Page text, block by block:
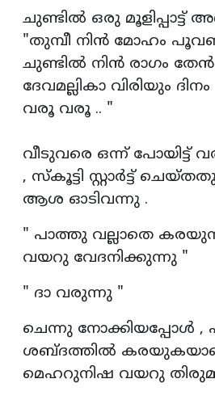
ചുണ്ടിൽ ഒരു മൂളിപ്പാട്ട്
"തുമ്പീ നിൻ മോഹം
ചുണ്ടിൽ നിൻ രാഗം
ദേവമല്ലികാ വിരിയും ദിനം
വരൂ വരൂ .. "
വീടുവരെ ഒന്ന് പോയിട്ട്
, സ്കൂട്ടി സ്റ്റാർട്ട്
ആശ ഓടിവന്നു .
" പാത്തു വല്ലാതെ
വയറു വേദനിക്കുന്നു "
" ദാ വരുന്നു "
ചെന്നു നോക്കിയപ്പോൾ ,
ശബ്‍ദത്തിൽ
മെഹറുനിഷ വയറു